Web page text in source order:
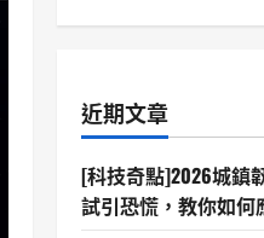
近期文章
[科技奇點]2026城鎮
試引恐慌，教你如何